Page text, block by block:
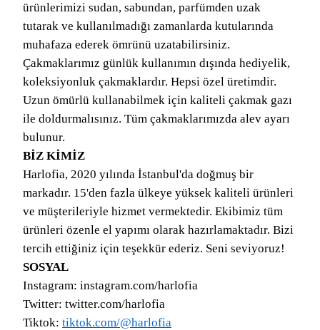
ürünlerimizi sudan, sabundan, parfümden uzak
tutarak ve kullanılmadığı zamanlarda kutularında
muhafaza ederek ömrünü uzatabilirsiniz.
Çakmaklarımız günlük kullanımın dışında hediyelik,
koleksiyonluk çakmaklardır. Hepsi özel üretimdir.
Uzun ömürlü kullanabilmek için kaliteli çakmak gazı
ile doldurmalısınız. Tüm çakmaklarımızda alev ayarı
bulunur.
BİZ KİMİZ
Harlofia, 2020 yılında İstanbul'da doğmuş bir
markadır. 15'den fazla ülkeye yüksek kaliteli ürünleri
ve müşterileriyle hizmet vermektedir. Ekibimiz tüm
ürünleri özenle el yapımı olarak hazırlamaktadır. Bizi
tercih ettiğiniz için teşekkür ederiz. Seni seviyoruz!
SOSYAL
Instagram: instagram.com/harlofia
Twitter: twitter.com/harlofia
Tiktok: tiktok.com/@harlofia